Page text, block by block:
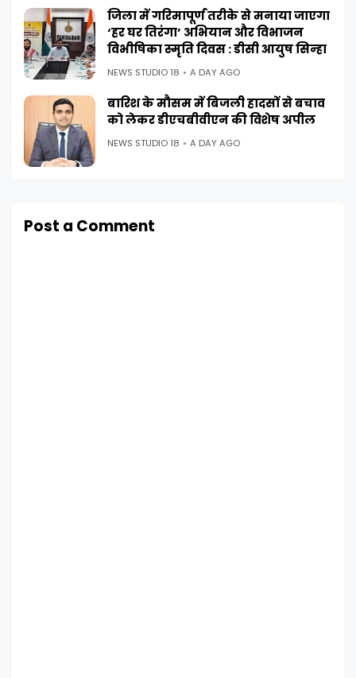
जिला में गरिमापूर्ण तरीके से मनाया जाएगा
‘हर घर तिरंगा’ अभियान और विभाजन
विभीषिका स्मृति दिवस : डीसी आयुष सिन्हा
NEWS STUDIO 18 A DAY AGO
बारिश के मौसम में बिजली हादसों से बचाव
को लेकर डीएचबीवीएन की विशेष अपील
NEWS STUDIO 18 A DAY AGO
Post a Comment